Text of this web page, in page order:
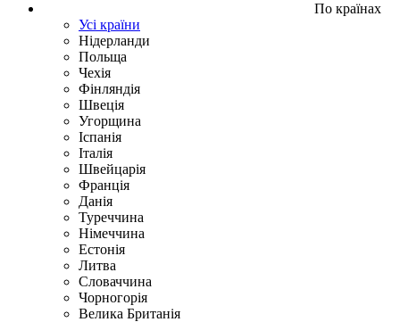
По країнах
Усі країни
Нідерланди
Польща
Чехія
Фінляндія
Швеція
Угорщина
Іспанія
Італія
Швейцарія
Франція
Данія
Туреччина
Німеччина
Естонія
Литва
Словаччина
Чорногорія
Велика Британія